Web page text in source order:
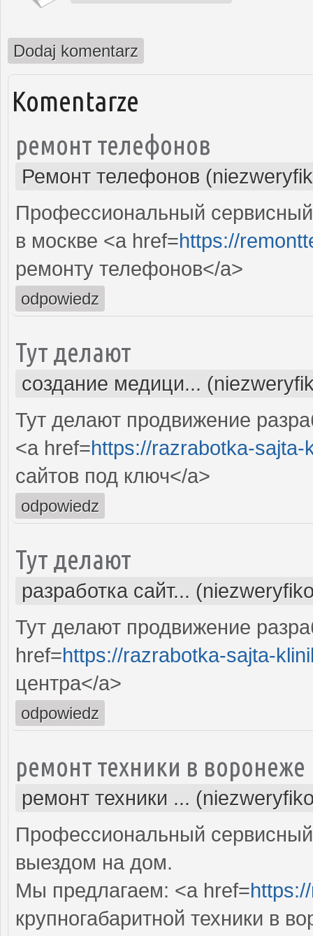
Dodaj komentarz
Komentarze
ремонт телефонов
Ремонт телефонов
Профессиональный
в москве <a href=https://
ремонту телефонов</a>
odpowiedz
Тут делают
создание медици...
Тут делают продвижение
<a href=https://razrabotka-sajta-
сайтов под ключ</a>
odpowiedz
Тут делают
разработка сайт...
Тут делают продвижение
href=https://razrabotka-sajta-
центра</a>
odpowiedz
ремонт техники в воронеже
ремонт техники ...
Профессиональный
выездом на дом.
Мы предлагаем: <a href=
крупногабаритной техники в